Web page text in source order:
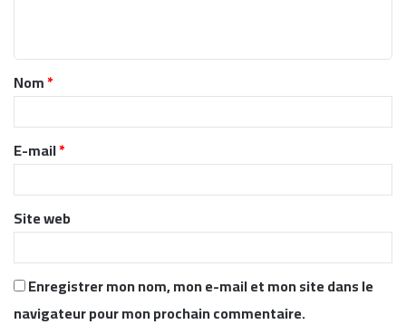
t
a
r
e
*
Nom*
E-mail*
Site web
Enregistrer mon nom, mon e-mail et mon site dans le
navigateur pour mon prochain commentaire.